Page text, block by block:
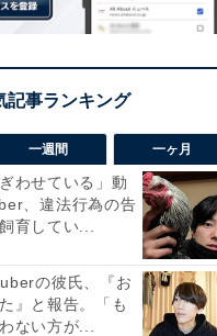
一週間 一ヶ月
わせている」動
、違法行為の告
育してい...
の彼氏、『お
』と報告。「も
ない方が...